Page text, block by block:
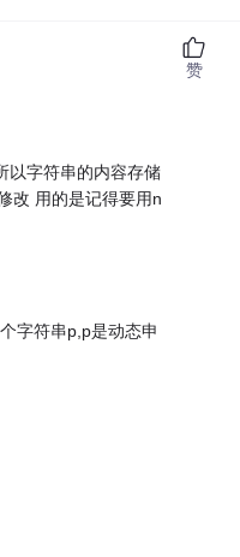
以字符串的内容存储
改 用的是记得要用n
字符串p,p是动态申
赞